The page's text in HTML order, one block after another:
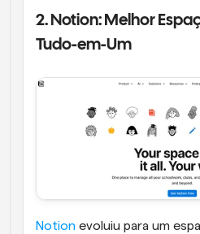
2. Notion: Melhor
Tudo-em-Um
Notion evoluiu para um